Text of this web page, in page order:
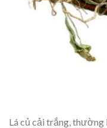
Lá củ cải trắng, thường